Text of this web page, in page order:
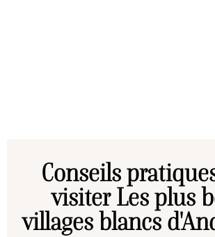
Conseils
visiter Les plus
villages blancs